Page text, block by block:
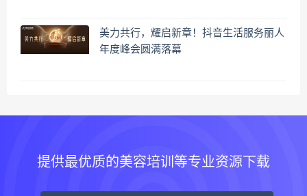
美力共行，耀启新章！抖音生活服务丽人
年度峰会圆满落幕
提供最优质的美容培训等专业资源下载